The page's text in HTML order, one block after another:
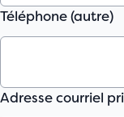
Téléphone (autre)
Adresse courriel